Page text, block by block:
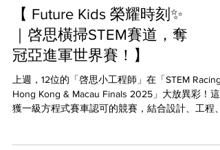
【 Future Kids 榮耀時刻✨
｜啓思橫掃STEM賽道，奪